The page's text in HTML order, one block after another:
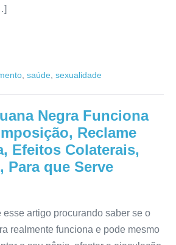
saúde sexualidade
Negra Funciona
Reclame
Efeitos Colaterais,
Para que Serve
esse artigo procurando saber se o
realmente funciona e pode mesmo